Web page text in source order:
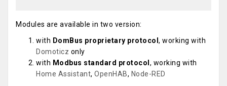
Modules are available in two version:
with DomBus proprietary protocol , working with
Domoticz only
with Modbus standard protocol , working with
Home Assistant, OpenHAB, Node-RED